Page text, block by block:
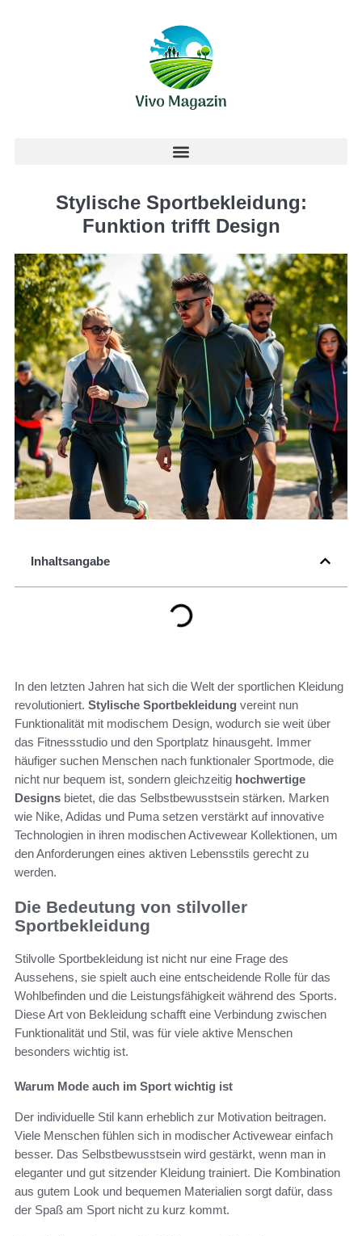
Stylische Sportbekleidung:
Funktion trifft Design
Inhaltsangabe
In den letzten Jahren hat sich die Welt der sportlichen Kleidung
revolutioniert. Stylische Sportbekleidung vereint nun
Funktionalität mit modischem Design, wodurch sie weit über
das Fitnessstudio und den Sportplatz hinausgeht. Immer
häufiger suchen Menschen nach funktionaler Sportmode, die
nicht nur bequem ist, sondern gleichzeitig hochwertige
Designs bietet, die das Selbstbewusstsein stärken. Marken
wie Nike, Adidas und Puma setzen verstärkt auf innovative
Technologien in ihren modischen Activewear Kollektionen, um
den Anforderungen eines aktiven Lebensstils gerecht zu
werden.
Die Bedeutung von stilvoller
Sportbekleidung
Stilvolle Sportbekleidung ist nicht nur eine Frage des
Aussehens, sie spielt auch eine entscheidende Rolle für das
Wohlbefinden und die Leistungsfähigkeit während des Sports.
Diese Art von Bekleidung schafft eine Verbindung zwischen
Funktionalität und Stil, was für viele aktive Menschen
besonders wichtig ist.
Warum Mode auch im Sport wichtig ist
Der individuelle Stil kann erheblich zur Motivation beitragen.
Viele Menschen fühlen sich in modischer Activewear einfach
besser. Das Selbstbewusstsein wird gestärkt, wenn man in
eleganter und gut sitzender Kleidung trainiert. Die Kombination
aus gutem Look und bequemen Materialien sorgt dafür, dass
der Spaß am Sport nicht zu kurz kommt.